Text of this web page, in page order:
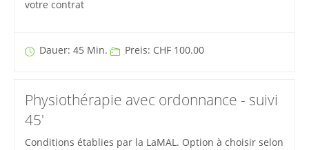
votre contrat
Dauer: 45 Min. Preis: CHF 100.00
Physiothérapie avec ordonnance - suivi
45'
Conditions établies par la LaMAL. Option à choisir selon